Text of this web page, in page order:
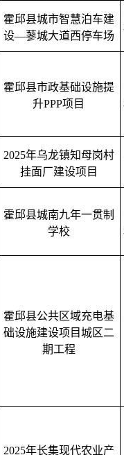
霍邱县城市智慧泊车建
设—蓼城大道西停车场
霍邱县市政基础设施提
升PPP项目
2025年乌龙镇知母岗村
挂面厂建设项目
霍邱县城南九年一贯制
学校
霍邱县公共区域充电基
础设施建设项目城区二
期工程
2025年长集现代农业产